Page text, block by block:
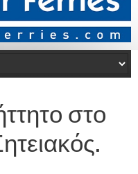
στο